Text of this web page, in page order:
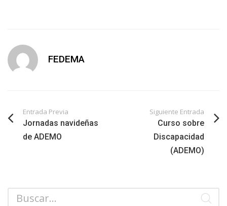
FEDEMA
Entrada Previa
Jornadas navideñas
de ADEMO
Siguiente Entrada
Curso sobre
Discapacidad
(ADEMO)